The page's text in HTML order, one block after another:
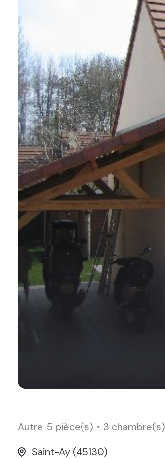
Autre 5 pièce(s) 3 chambre(s)
Saint-Ay (45130)